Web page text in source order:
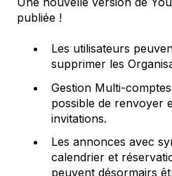
publiée !
Les utilisateurs
supprimer les
Gestion Multi-
possible de renvoyer
invitations.
Les annonces avec
calendrier et
peuvent désormairs